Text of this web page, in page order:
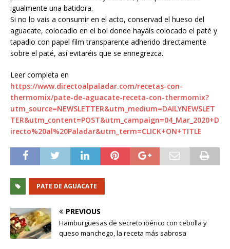
igualmente una batidora.
Si no lo vais a consumir en el acto, conservad el hueso del
aguacate, colocadlo en el bol donde hayáis colocado el paté y
tapadlo con papel film transparente adherido directamente
sobre el paté, así evitaréis que se ennegrezca.
Leer completa en
https://www.directoalpaladar.com/recetas-con-
thermomix/pate-de-aguacate-receta-con-thermomix?
utm_source=NEWSLETTER&utm_medium=DAILYNEWSLET
TER&utm_content=POST&utm_campaign=04_Mar_2020+D
irecto%20al%20Paladar&utm_term=CLICK+ON+TITLE
PATE DE AGUACATE
PREVIOUS
Hamburguesas de secreto ibérico con cebolla y
queso manchego, la receta más sabrosa